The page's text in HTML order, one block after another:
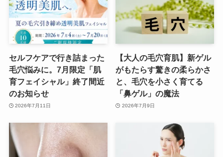
セルフケアで行き詰まった
毛穴悩みに。7月限定「肌
育フェイシャル」終了間近
のお知らせ
2026年7月11日
【大人の毛穴育肌】新ゲル
がもたらす驚きの柔らかさ
と、毛穴を小さく育てる
「鼻ゲル」の魔法
2026年7月9日